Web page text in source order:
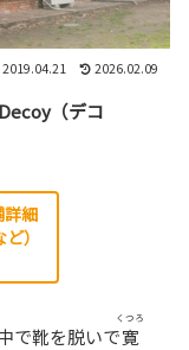
2019.04.21 2026.02.09
（デコ
詳細
）
で靴を脱いで寛
くつろ